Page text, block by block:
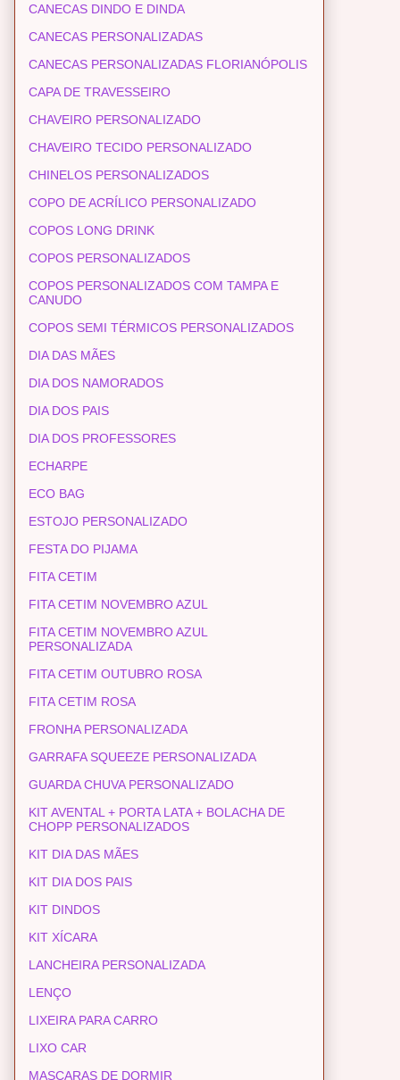
CANECAS DINDO E DINDA
CANECAS PERSONALIZADAS
CANECAS PERSONALIZADAS FLORIANÓPOLIS
CAPA DE TRAVESSEIRO
CHAVEIRO PERSONALIZADO
CHAVEIRO TECIDO PERSONALIZADO
CHINELOS PERSONALIZADOS
COPO DE ACRÍLICO PERSONALIZADO
COPOS LONG DRINK
COPOS PERSONALIZADOS
COPOS PERSONALIZADOS COM TAMPA E
CANUDO
COPOS SEMI TÉRMICOS PERSONALIZADOS
DIA DAS MÃES
DIA DOS NAMORADOS
DIA DOS PAIS
DIA DOS PROFESSORES
ECHARPE
ECO BAG
ESTOJO PERSONALIZADO
FESTA DO PIJAMA
FITA CETIM
FITA CETIM NOVEMBRO AZUL
FITA CETIM NOVEMBRO AZUL
PERSONALIZADA
FITA CETIM OUTUBRO ROSA
FITA CETIM ROSA
FRONHA PERSONALIZADA
GARRAFA SQUEEZE PERSONALIZADA
GUARDA CHUVA PERSONALIZADO
KIT AVENTAL + PORTA LATA + BOLACHA DE
CHOPP PERSONALIZADOS
KIT DIA DAS MÃES
KIT DIA DOS PAIS
KIT DINDOS
KIT XÍCARA
LANCHEIRA PERSONALIZADA
LENÇO
LIXEIRA PARA CARRO
LIXO CAR
MASCARAS DE DORMIR